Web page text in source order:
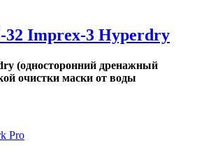
Imprex-3 Hyperdry
(односторонний дренажный
очистки маски от воды